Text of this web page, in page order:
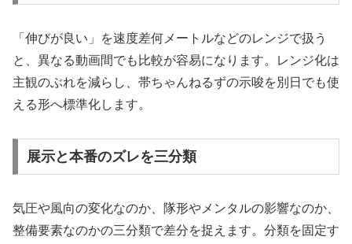
「伸びが良い」を速度差何メートルなどのレンジで扱う
と、異なる動画間でも比較が容易になります。レンジ化は
主観のぶれを減らし、帯ちゃんねるずの示唆を別日でも使
える形へ標準化します。
展示と本番のズレを三分類
気圧や風向の変化なのか、隊形やメンタルの影響なのか、
整備要素なのかの三分類で差分を捉えます。分類を固定す